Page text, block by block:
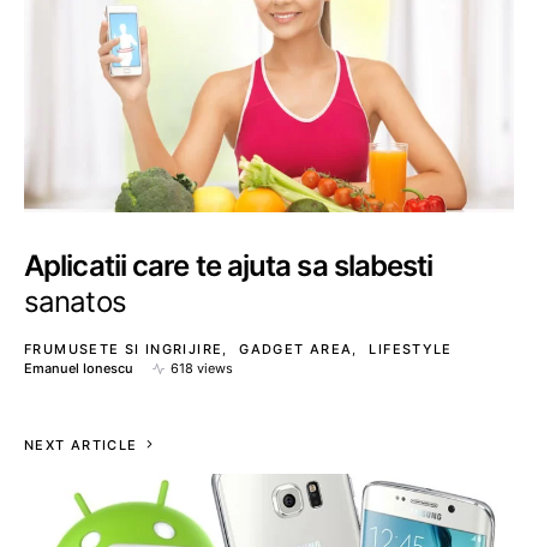
Aplicatii care te ajuta sa slabesti
sanatos
FRUMUSETE SI INGRIJIRE GADGET AREA
LIFESTYLE
Emanuel Ionescu
618 views
NEXT ARTICLE